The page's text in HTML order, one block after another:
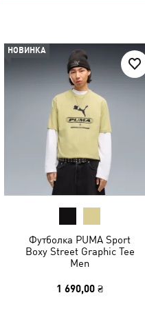
НОВИНКА
Футболка PUMA Sport
Boxy Street Graphic Tee
Men
1 690,00 ₴